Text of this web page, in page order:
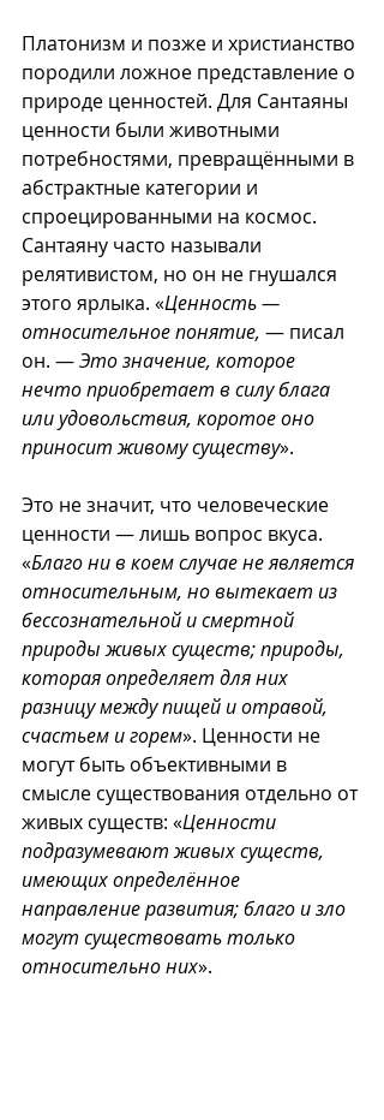
Платонизм и позже и христианство
породили ложное представление о
природе ценностей. Для Сантаяны
ценности были животными
потребностями, превращёнными в
абстрактные категории и
спроецированными на космос.
Сантаяну часто называли
релятивистом, но он не гнушался
этого ярлыка. «Ценность —
относительное понятие, — писал
он. — Это значение, которое
нечто приобретает в силу блага
или удовольствия, коротое оно
приносит живому существу».
Это не значит, что человеческие
ценности — лишь вопрос вкуса.
«Благо ни в коем случае не является
относительным, но вытекает из
бессознательной и смертной
природы живых существ; природы,
которая определяет для них
разницу между пищей и отравой,
счастьем и горем». Ценности не
могут быть объективными в
смысле существования отдельно от
живых существ: «Ценности
подразумевают живых существ,
имеющих определённое
направление развития; благо и зло
могут существовать только
относительно них».